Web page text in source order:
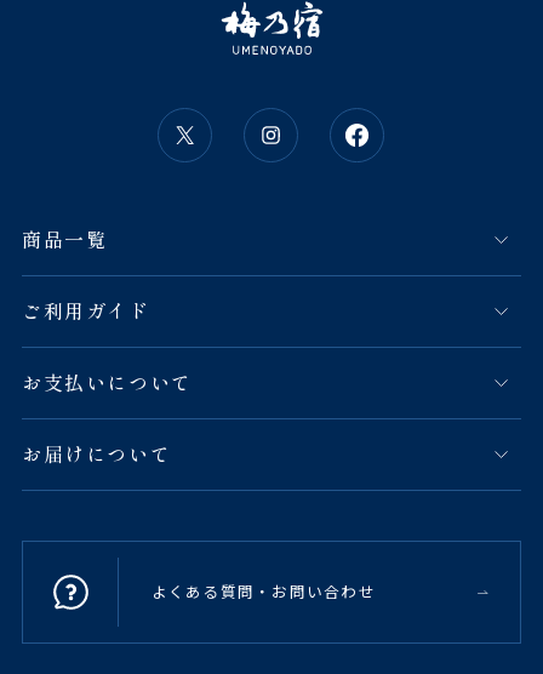
商品一覧
ご利用ガイド
お支払いについて
お届けについて
よくある質問・お問い合わせ